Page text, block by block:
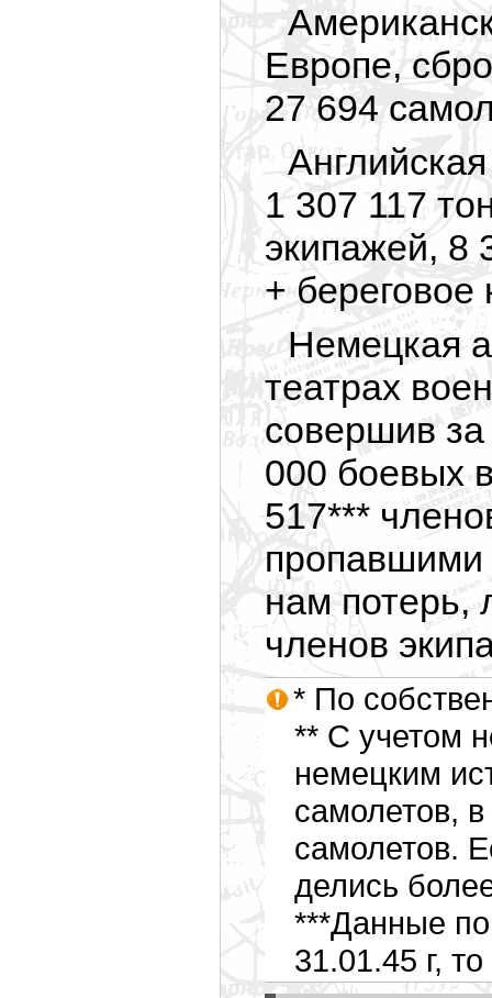
Европе,
27 694
1 307 117
экипажей, 8
+
Немецкая
театрах
совершив
000 боевых
517***
пропавшими
нам потерь,
членов
* По
** С учетом
немецким
самолетов,
самолетов.
делись
***Данные по
31.01.45 г,